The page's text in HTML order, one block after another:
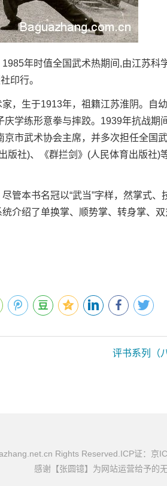
年时值全国武术热期间,由江苏科
印行。
生于1913年，祖籍江苏淮阴。自
学练形意拳与摔跤。1939年抗战期
市武术协会主席，并多次担任全国
版社)、《群拦剑》(人民体育出版社)
本书名冠以“武当”字样，然掌式、
介绍了单换掌、顺势掌、转身掌、
评书系列（
Rights Reserved.ICP证：京
感谢【张圆镱】为网站运营给予的